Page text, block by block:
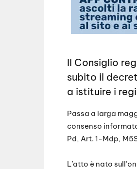
Il Consiglio
subito il
a istituire i
Passa a larga
consenso
Pd, Art. 1-Mdp,
L’atto è nato